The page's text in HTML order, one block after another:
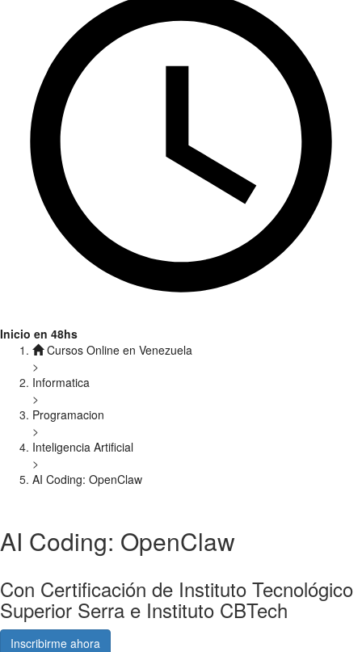
Inicio en 48hs
Cursos Online en Venezuela
>
Informatica
>
Programacion
>
Inteligencia Artificial
>
AI Coding: OpenClaw
AI Coding: OpenClaw
Con Certificación de Instituto Tecnológico
Superior Serra e Instituto CBTech
Inscribirme ahora